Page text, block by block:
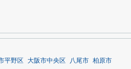
平野区 大阪市中央区 八尾市 柏原市